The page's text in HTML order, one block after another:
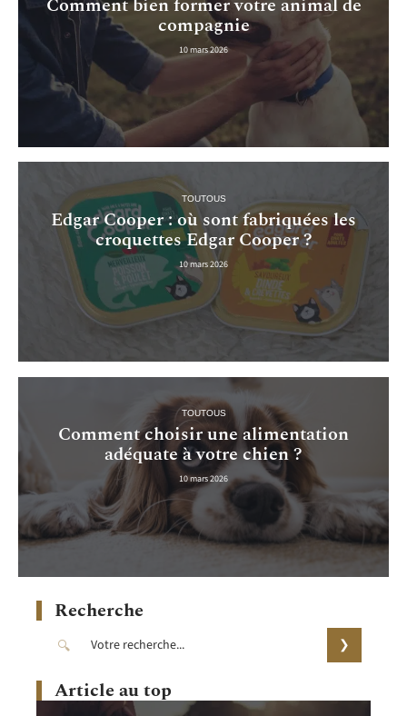
compagnie
10 mars 2026
TOUTOUS
Edgar Cooper : où sont fabriquées les
croquettes Edgar Cooper ?
10 mars 2026
TOUTOUS
Comment choisir une alimentation
adéquate à votre chien ?
10 mars 2026
Recherche
Article au top